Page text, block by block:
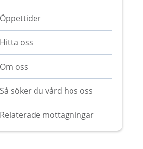
Öppettider
Hitta oss
Om oss
Så söker du vård hos oss
Relaterade mottagningar